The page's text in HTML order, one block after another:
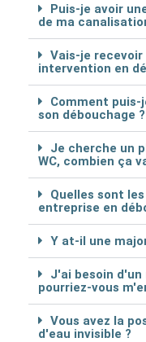
Puis-je avoir
de ma
Vais-je
intervention en
Comment puis-
son débouchage ?
Je cherche un
WC, combien ça
Quelles sont
entreprise en
Y at-il une
J'ai besoin
pourriez-vous
Vous avez la
d'eau invisible ?